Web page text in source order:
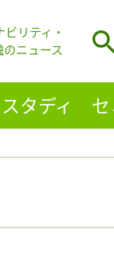
リティ・
のニュース
スタディ